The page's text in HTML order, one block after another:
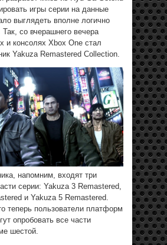
игры серии на данные
выглядеть вполне логично
Так, со вчерашнего вечера
и консолях Xbox One стал
Yakuza Remastered Collection.
напомним, входят три
серии: Yakuza 3 Remastered,
и Yakuza 5 Remastered.
теперь пользователи платформ
опробовать все части
шестой.